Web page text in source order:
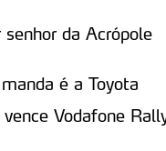
da Acrópole
é a Toyota
Vodafone